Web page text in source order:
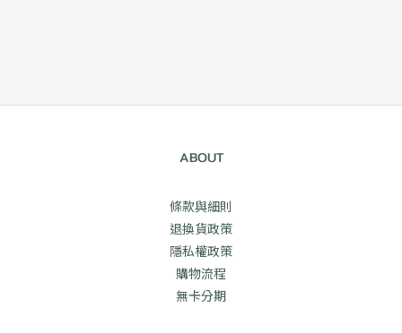
ABOUT
條款與細則
退換貨政策
隱私權政策
購物流程
無卡分期